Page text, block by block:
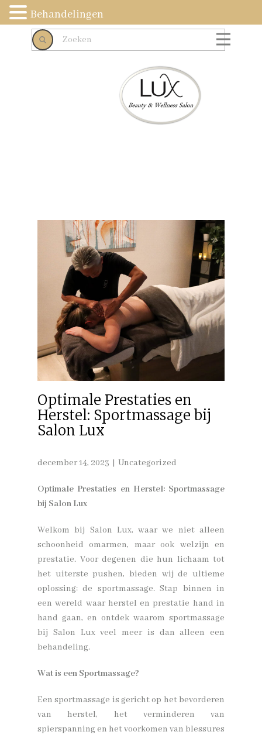
Optimale Prestaties en
Herstel: Sportmassage bij
Salon Lux
december 14, 2023 Uncategorized
Optimale Prestaties en Herstel: Sportmassage
bij Salon Lux
Welkom bij Salon Lux, waar we niet alleen
schoonheid omarmen, maar ook welzijn en
prestatie. Voor degenen die hun lichaam tot
het uiterste pushen, bieden wij de ultieme
oplossing: de sportmassage. Stap binnen in
een wereld waar herstel en prestatie hand in
hand gaan, en ontdek waarom sportmassage
bij Salon Lux veel meer is dan alleen een
behandeling.
Wat is een Sportmassage?
Een sportmassage is gericht op het bevorderen
van herstel, het verminderen van
spierspanning en het voorkomen van blessures
Behandelingen